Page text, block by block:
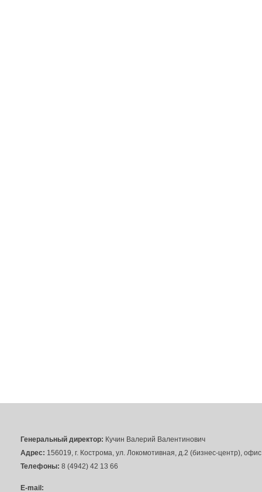
Генеральный директор: Кучин Валерий Валентинович
Адрес: 156019, г. Кострома, ул. Локомотивная, д.2 (бизнес-центр),
Телефоны: 8 (4942) 42 13 66
E-mail: